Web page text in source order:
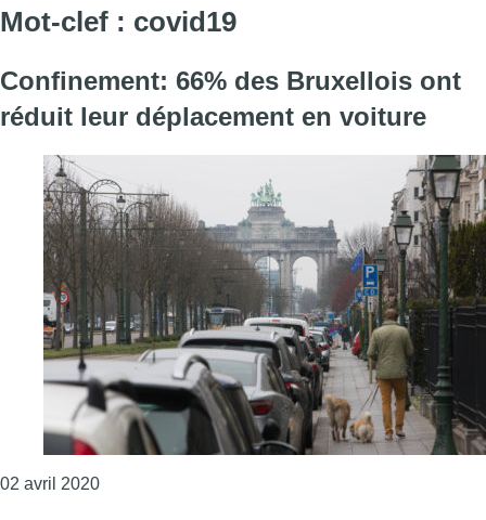
Mot-clef : covid19
Confinement: 66% des Bruxellois ont
réduit leur déplacement en voiture
02 avril 2020Consulter l'article "Confinement: 66% des